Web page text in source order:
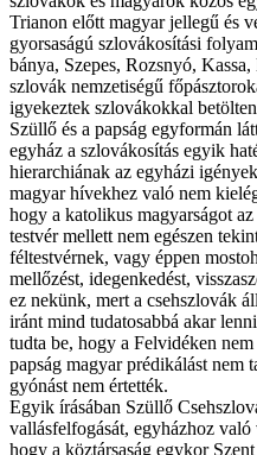
Trianon előtt magyar jellegű és
gyorsaságú szlovákosítási
bánya, Szepes, Rozsnyó,
szlovák nemzetiségű
igyekeztek szlovákokkal
Szüllő és a papság egyformán
egyház a szlovákosítás egyik
hierarchiának az egyházi
magyar hívekhez való nem
hogy a katolikus magyarságot
testvér mellett nem egészen
féltestvérnek, vagy éppen
mellőzést, idegenkedést,
ez nekünk, mert a csehszlovák
iránt mind tudatosabbá akar
tudta be, hogy a Felvi­déken
papság magyar prédikálást nem
gyónást nem értették.
Egyik írásában Szüllő
vallásfelfogását, egyházhoz
hogy a köztársaság egykor